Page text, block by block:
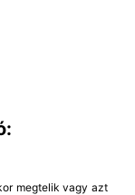
megtelik vagy azt